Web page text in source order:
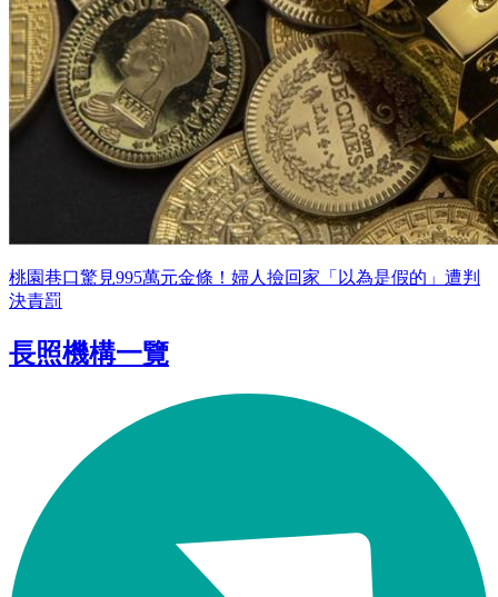
桃園巷口驚見995萬元金條！婦人撿回家「以為是假的」遭判
決責罰
長照機構一覽